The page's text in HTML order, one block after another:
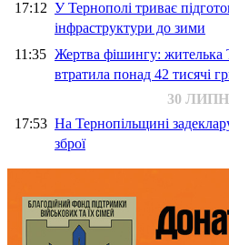
17:12 У Тернополі триває
інфраструктури до зими
11:35 Жертва фішингу: жителька
втратила понад 42 тисячі
30
17:53 На Тернопільщині
зброї